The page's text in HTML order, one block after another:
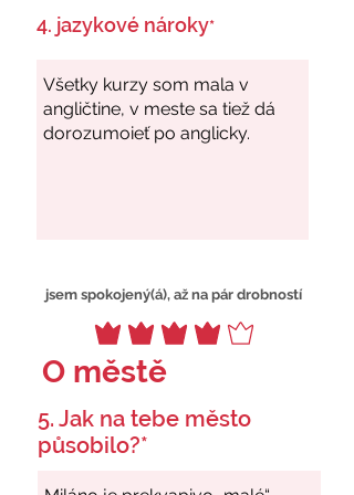
4. jazykové nároky*
jsem spokojený(á), až na pár drobností
O městě
5. Jak na tebe město
působilo?*